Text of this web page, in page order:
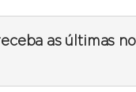
as últimas